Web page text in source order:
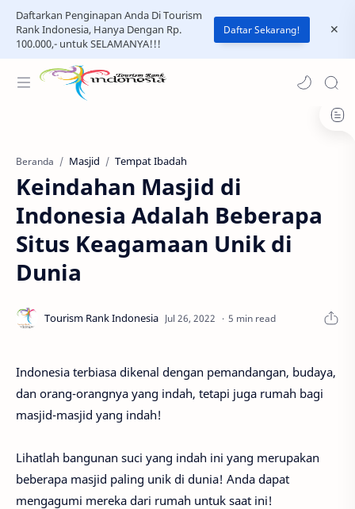
Daftarkan Penginapan Anda Di Tourism
Rank Indonesia, Hanya Dengan Rp.
100.000,- untuk SELAMANYA!!!
Daftar Sekarang!
Beranda Masjid Tempat Ibadah
Keindahan Masjid di
Indonesia Adalah Beberapa
Situs Keagamaan Unik di
Dunia
5 min read
Indonesia terbiasa dikenal dengan pemandangan, budaya,
dan orang-orangnya yang indah, tetapi juga rumah bagi
masjid-masjid yang indah!
Lihatlah bangunan suci yang indah ini yang merupakan
beberapa masjid paling unik di dunia! Anda dapat
mengagumi mereka dari rumah untuk saat ini!